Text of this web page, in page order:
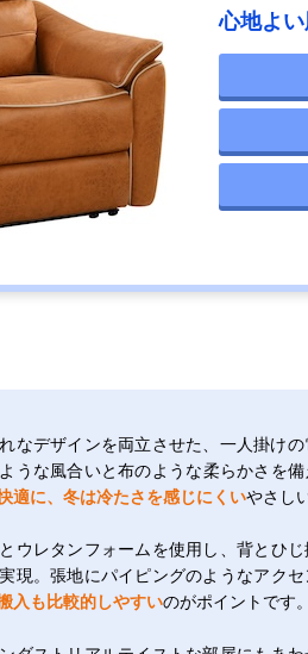
心地よ
なデザインを両立させた、一人掛けの
うな風合いと布のような柔らかさを
適に、冬は冷たさを感じにくいやさし
ウレタンフォームを使用し、背とひ
現。張地にパイピングのようなアク
入も比較的しやすいのがポイントです。